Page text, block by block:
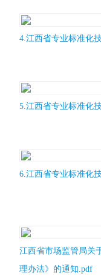
4.江西省专业标准化
5.江西省专业标准化
6.江西省专业标准化
江西省市场监管局关
理办法》的通知.pdf